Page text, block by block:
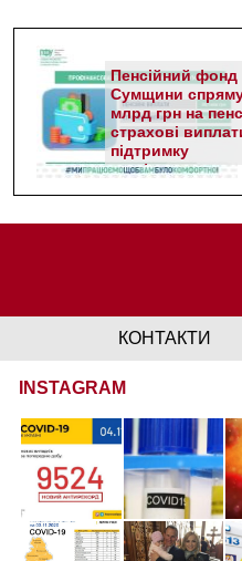
Пенсійний фонд
Сумщини
млрд грн на
страхові
підтримку
прифронтових
КОНТАКТИ
INSTAGRAM